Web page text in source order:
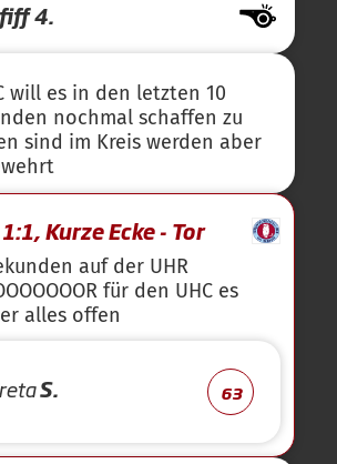
4.
will es in den letzten 10
nochmal schaffen zu
sind im Kreis werden aber
1:1, Kurze Ecke - Tor
auf der UHR
für den UHC es
alles offen
S. 63